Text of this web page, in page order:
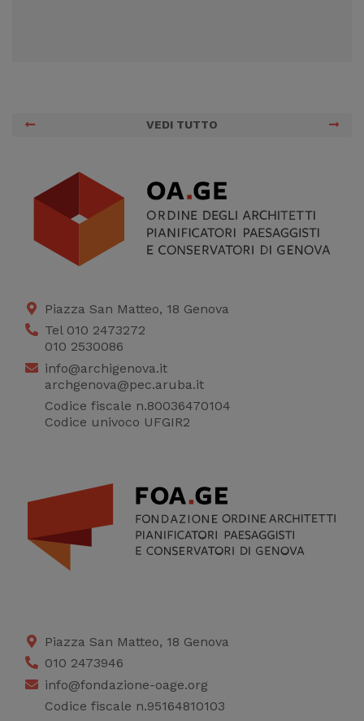
VEDI TUTTO
Piazza San Matteo, 18 Genova
Tel 010 2473272
010 2530086
info@archigenova.it
archgenova@pec.aruba.it
Codice fiscale n.80036470104
Codice univoco UFGIR2
Piazza San Matteo, 18 Genova
010 2473946
info@fondazione-oage.org
Codice fiscale n.95164810103